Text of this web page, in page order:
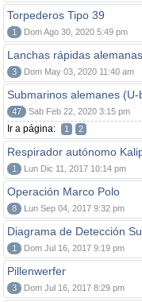
Torpederos Tipo 39
1 Dom Ago 30, 2020 5:49 pm
Lanchas rápidas alemanas
3 Dom May 03, 2020 11:40 am
Submarinos alemanes (U-
47 Sab Feb 22, 2020 3:15 pm
Ir a página: 1 2
Respirador autónomo
1 Lun Dic 11, 2017 10:14 pm
Operación Marco Polo
8 Lun Sep 04, 2017 9:32 pm
Diagrama de Detección
1 Dom Jul 16, 2017 9:19 pm
Pillenwerfer
3 Dom Jul 16, 2017 8:29 pm